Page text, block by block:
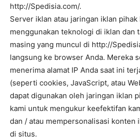
http://Spedisia.com/.
Server iklan atau jaringan iklan pihak
menggunakan teknologi di iklan dan
masing yang muncul di http://
langsung ke browser Anda. Mereka
menerima alamat IP Anda saat ini
(seperti cookies, JavaScript, atau
dapat digunakan oleh jaringan iklan
kami untuk mengukur keefektifan
dan / atau mempersonalisasi konten
di situs.